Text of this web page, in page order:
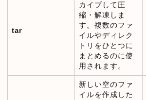
tar
カイブして圧
縮・解凍しま
す。複数のファ
イルやディレク
トリをひとつに
まとめるのに使
用されます。
新しい空のファ
イルを作成した